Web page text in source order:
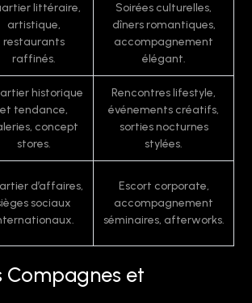
littéraire,
artistique,
restaurants
raffinés.
Soirées culturelles,
dîners romantiques,
accompagnement
élégant.
historique
et tendance,
concept
stores.
Rencontres lifestyle,
événements créatifs,
sorties nocturnes
stylées.
d’affaires,
sociaux
Escort corporate,
accompagnement
séminaires, afterworks.
Compagnes et